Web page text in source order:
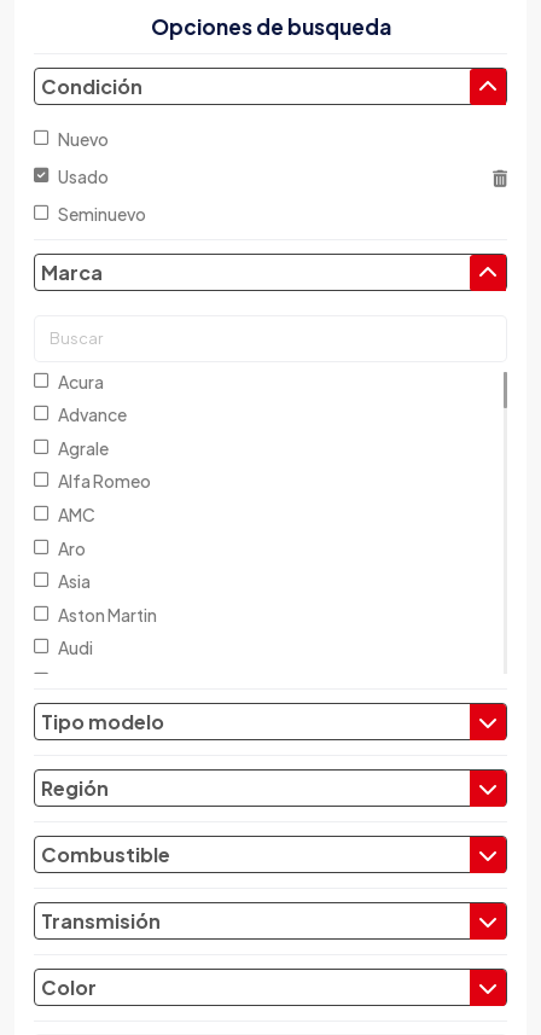
Opciones de busqueda
Condición
Nuevo
Usado
Seminuevo
Marca
Acura
Advance
Agrale
Alfa Romeo
AMC
Aro
Asia
Aston Martin
Audi
Baic
Baw
Bentley
BMW
Brilliance
Byd
Chana
Tipo modelo
Región
Combustible
Transmisión
Color